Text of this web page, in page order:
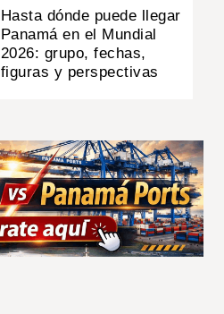
Hasta dónde puede llegar
Panamá en el Mundial
2026: grupo, fechas,
figuras y perspectivas